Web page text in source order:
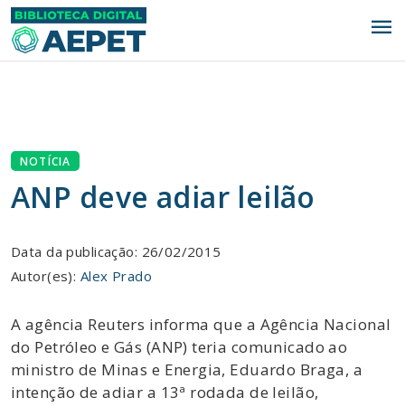
menu
NOTÍCIA
ANP deve adiar leilão
Data da publicação: 26/02/2015
Autor(es): Alex Prado
A agência Reuters informa que a Agência Nacional
do Petróleo e Gás (ANP) teria comunicado ao
ministro de Minas e Energia, Eduardo Braga, a
intenção de adiar a 13ª rodada de leilão,